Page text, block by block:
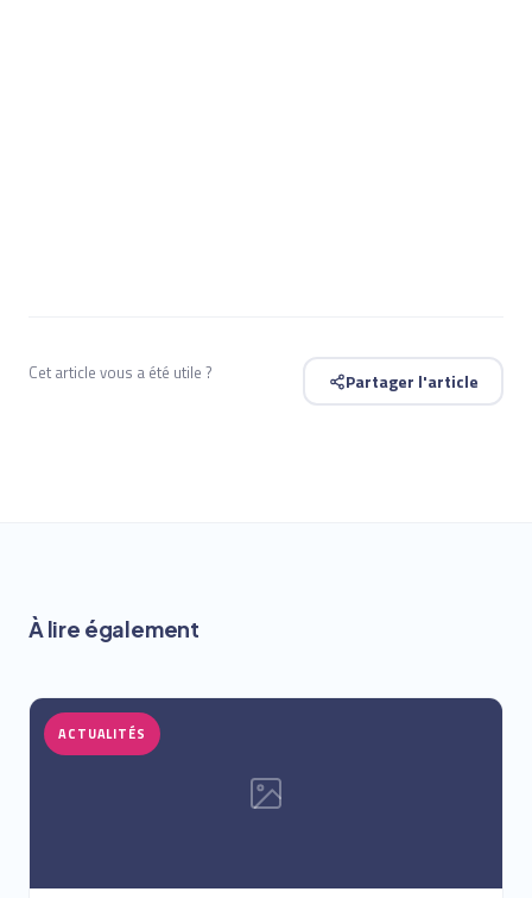
Cet article vous a été utile ? Partager l'article
À lire également
ACTUALITÉS